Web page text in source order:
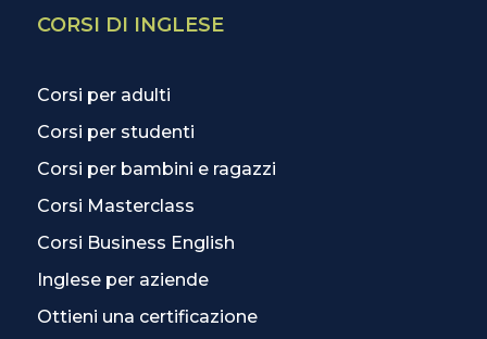
CORSI DI INGLESE
Corsi per adulti
Corsi per studenti
Corsi per bambini e ragazzi
Corsi Masterclass
Corsi Business English
Inglese per aziende
Ottieni una certificazione